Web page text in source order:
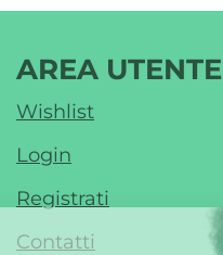
AREA UTENTE
Wishlist
Login
Registrati
Contatti